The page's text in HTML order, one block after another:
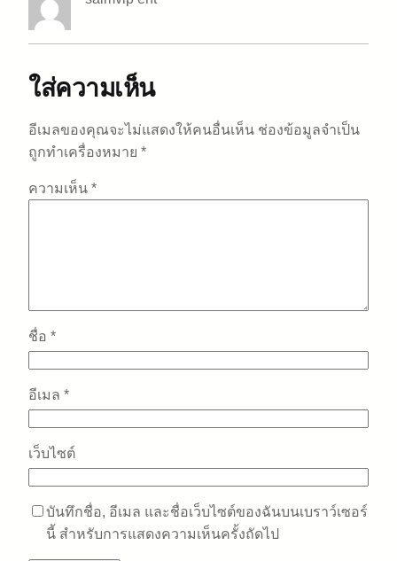
ใส่ความเห็น
อีเมลของคุณจะไม่แสดงให้คนอื่นเห็น ช่องข้อมูลจำเป็น
ถูกทำเครื่องหมาย *
ความเห็น *
ชื่อ *
อีเมล *
เว็บไซต์
บันทึกชื่อ, อีเมล และชื่อเว็บไซต์ของฉันบนเบราว์เซอร์
นี้ สำหรับการแสดงความเห็นครั้งถัดไป